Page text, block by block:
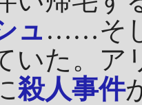
ュ ……そ
いた。ア
殺人事件